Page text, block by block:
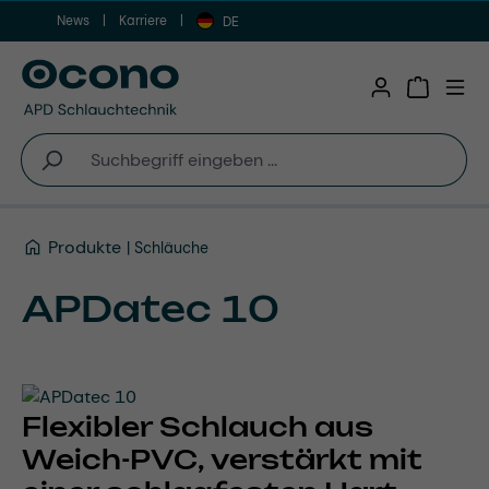
Zum Hauptinhalt springen
News Karriere DE
Produkte Schläuche
APDatec 10
Flexibler Schlauch aus
Weich-PVC, verstärkt mit